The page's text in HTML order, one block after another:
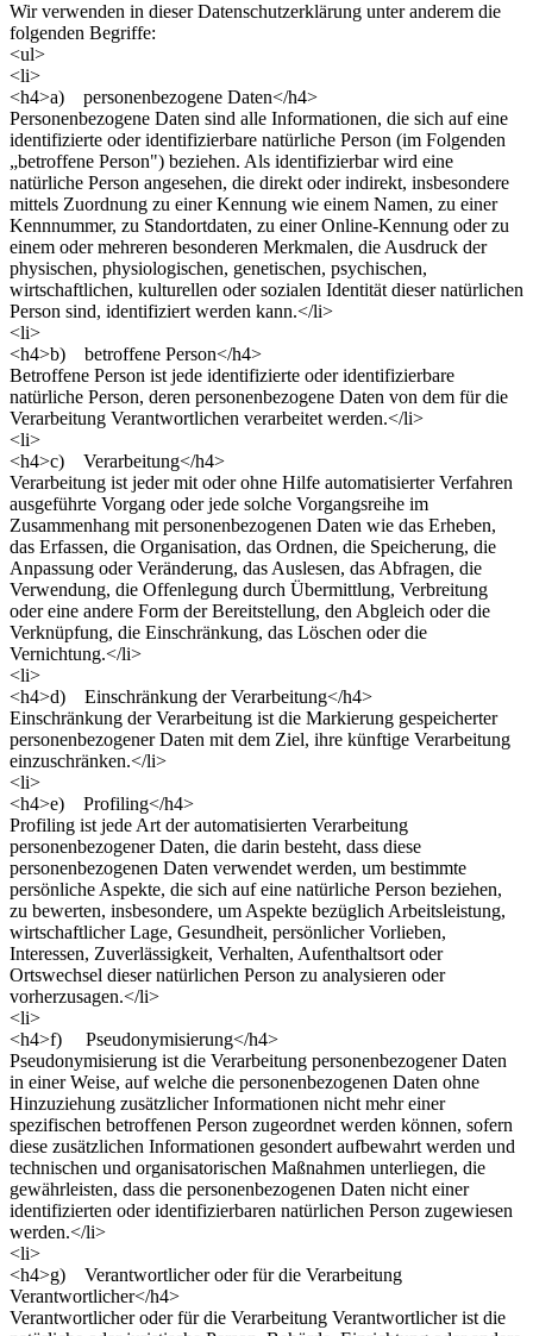
Wir verwenden in dieser Datenschutzerklärung unter anderem die
folgenden Begriffe:
<ul>
<li>
<h4>a) personenbezogene Daten</h4>
Personenbezogene Daten sind alle Informationen, die sich auf eine
identifizierte oder identifizierbare natürliche Person (im Folgenden
„betroffene Person") beziehen. Als identifizierbar wird eine
natürliche Person angesehen, die direkt oder indirekt, insbesondere
mittels Zuordnung zu einer Kennung wie einem Namen, zu einer
Kennnummer, zu Standortdaten, zu einer Online-Kennung oder zu
einem oder mehreren besonderen Merkmalen, die Ausdruck der
physischen, physiologischen, genetischen, psychischen,
wirtschaftlichen, kulturellen oder sozialen Identität dieser natürlichen
Person sind, identifiziert werden kann.</li>
<li>
<h4>b) betroffene Person</h4>
Betroffene Person ist jede identifizierte oder identifizierbare
natürliche Person, deren personenbezogene Daten von dem für die
Verarbeitung Verantwortlichen verarbeitet werden.</li>
<li>
<h4>c) Verarbeitung</h4>
Verarbeitung ist jeder mit oder ohne Hilfe automatisierter Verfahren
ausgeführte Vorgang oder jede solche Vorgangsreihe im
Zusammenhang mit personenbezogenen Daten wie das Erheben,
das Erfassen, die Organisation, das Ordnen, die Speicherung, die
Anpassung oder Veränderung, das Auslesen, das Abfragen, die
Verwendung, die Offenlegung durch Übermittlung, Verbreitung
oder eine andere Form der Bereitstellung, den Abgleich oder die
Verknüpfung, die Einschränkung, das Löschen oder die
Vernichtung.</li>
<li>
<h4>d) Einschränkung der Verarbeitung</h4>
Einschränkung der Verarbeitung ist die Markierung gespeicherter
personenbezogener Daten mit dem Ziel, ihre künftige Verarbeitung
einzuschränken.</li>
<li>
<h4>e) Profiling</h4>
Profiling ist jede Art der automatisierten Verarbeitung
personenbezogener Daten, die darin besteht, dass diese
personenbezogenen Daten verwendet werden, um bestimmte
persönliche Aspekte, die sich auf eine natürliche Person beziehen,
zu bewerten, insbesondere, um Aspekte bezüglich Arbeitsleistung,
wirtschaftlicher Lage, Gesundheit, persönlicher Vorlieben,
Interessen, Zuverlässigkeit, Verhalten, Aufenthaltsort oder
Ortswechsel dieser natürlichen Person zu analysieren oder
vorherzusagen.</li>
<li>
<h4>f) Pseudonymisierung</h4>
Pseudonymisierung ist die Verarbeitung personenbezogener Daten
in einer Weise, auf welche die personenbezogenen Daten ohne
Hinzuziehung zusätzlicher Informationen nicht mehr einer
spezifischen betroffenen Person zugeordnet werden können, sofern
diese zusätzlichen Informationen gesondert aufbewahrt werden und
technischen und organisatorischen Maßnahmen unterliegen, die
gewährleisten, dass die personenbezogenen Daten nicht einer
identifizierten oder identifizierbaren natürlichen Person zugewiesen
werden.</li>
<li>
<h4>g) Verantwortlicher oder für die Verarbeitung
Verantwortlicher</h4>
Verantwortlicher oder für die Verarbeitung Verantwortlicher ist die